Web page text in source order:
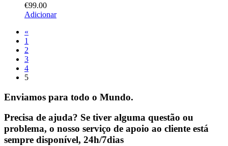
€99.00
Adicionar
«
1
2
3
4
5
Enviamos para todo o Mundo.
Precisa de ajuda? Se tiver alguma questão ou
problema, o nosso serviço de apoio ao cliente está
sempre disponível, 24h/7dias